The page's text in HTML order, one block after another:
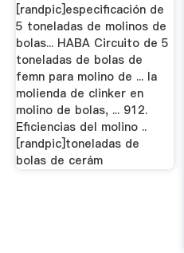
[randpic]especificación de
5 toneladas de molinos de
bolas... HABA Circuito de 5
toneladas de bolas de
femn para molino de ... la
molienda de clinker en
molino de bolas, ... 912.
Eficiencias del molino ..
[randpic]toneladas de
bolas de cerám